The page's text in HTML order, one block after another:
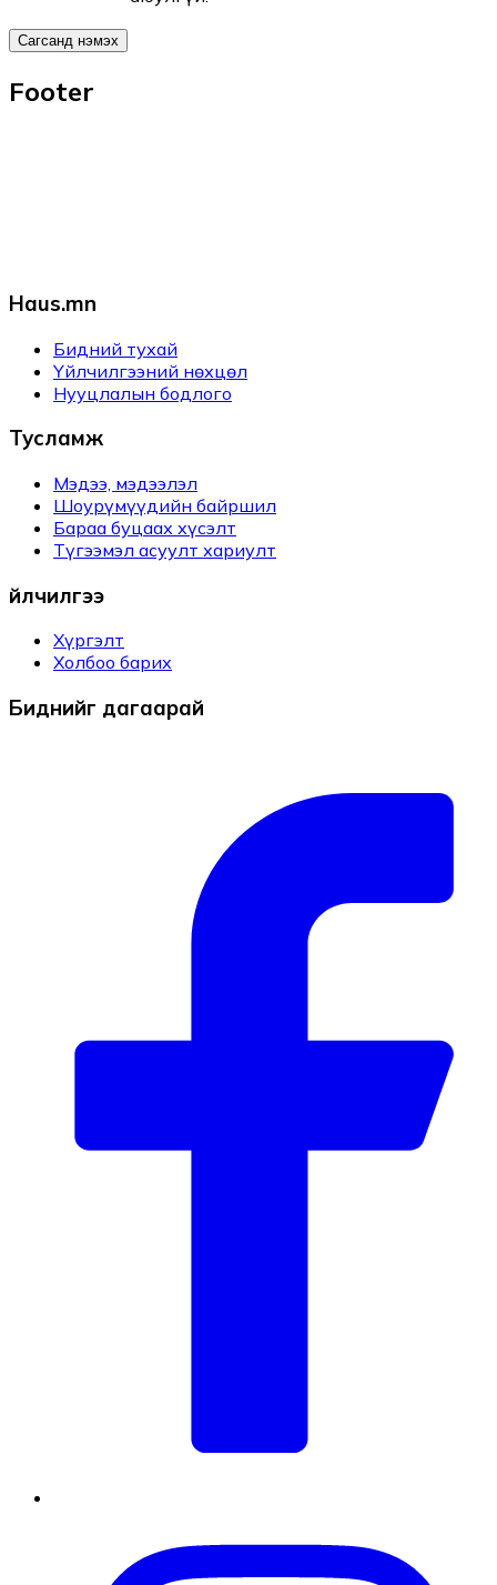
Сагсанд нэмэх
Footer
Haus.mn
Бидний тухай
Үйлчилгээний нөхцөл
Нууцлалын бодлого
Тусламж
Мэдээ, мэдээлэл
Шоурүмүүдийн байршил
Бараа буцаах хүсэлт
Түгээмэл асуулт хариулт
Үйлчилгээ
Хүргэлт
Холбоо барих
Биднийг дагаарай